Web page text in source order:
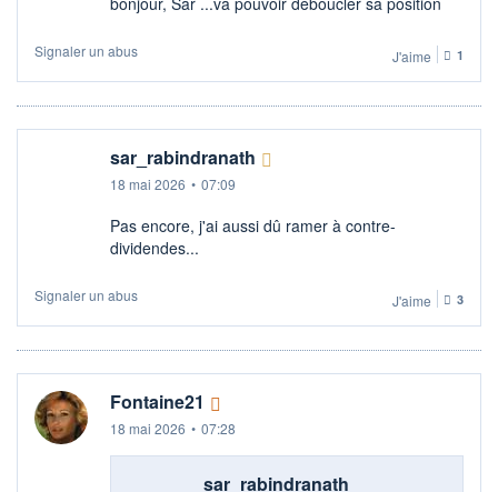
Signaler un abus J'aime 1
sar_rabindranath
18 mai 2026 • 07:09
Pas encore, j'ai aussi dû ramer à contre-
dividendes...
Signaler un abus J'aime 3
Fontaine21
18 mai 2026 • 07:28
sar_rabindranath